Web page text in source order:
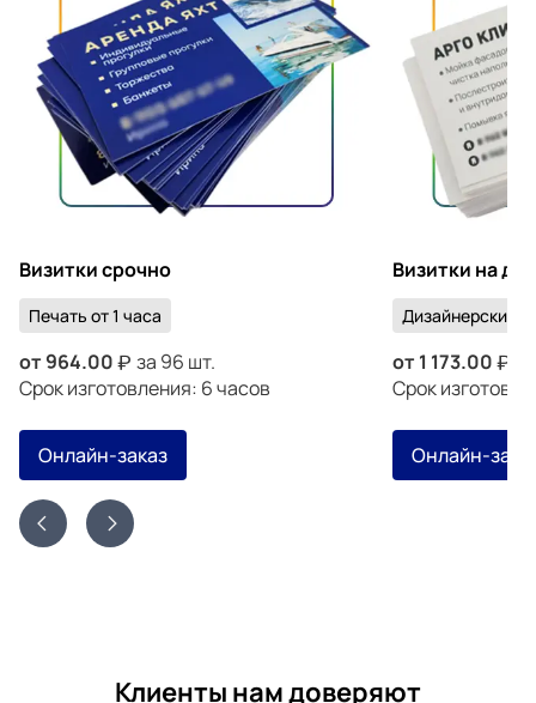
Визитки срочно
Печать от 1 часа
от964.00
за 96 шт.
Срок изготовления: 6 часов
Онлайн-заказ
Визитки на
Дизайнерский
от 1 173.00
Срок
Онлайн-
Клиенты нам доверяют